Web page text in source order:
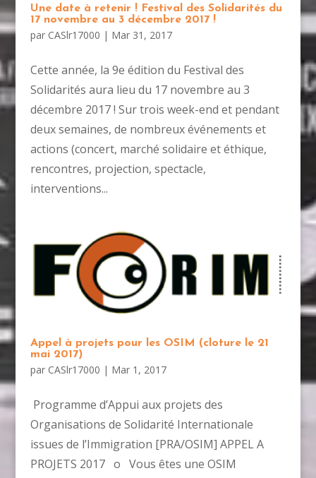
Une date à retenir ! Festival des Solidarités du
17 novembre au 3 décembre 2017 !
par CASlr17000 | Mar 31, 2017
Cette année, la 9e édition du Festival des
Solidarités aura lieu du 17 novembre au 3
décembre 2017 ! Sur trois week-end et pendant
deux semaines, de nombreux événements et
actions (concert, marché solidaire et éthique,
rencontres, projection, spectacle,
interventions...
Appel à projets pour les OSIM (cloture le 21
mai 2017)
par CASlr17000 | Mar 1, 2017
Programme d’Appui aux projets des
Organisations de Solidarité Internationale
issues de l’Immigration [PRA/OSIM] APPEL A
PROJETS 2017 o Vous êtes une OSIM